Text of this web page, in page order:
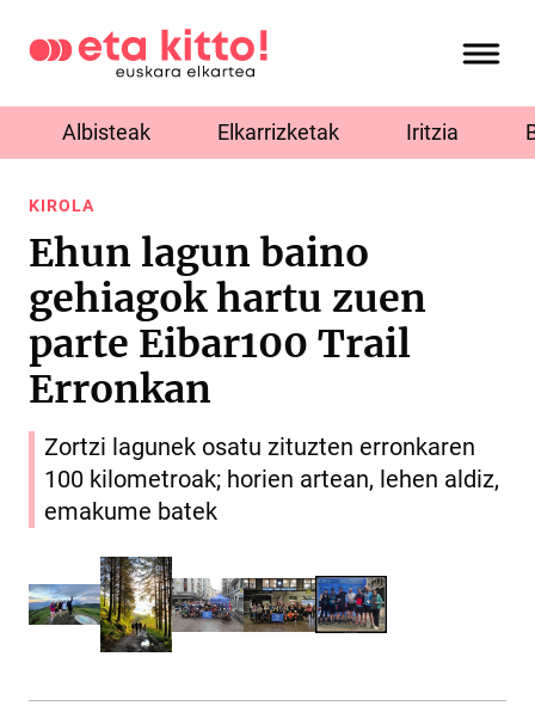
Albisteak Elkarrizketak Iritzia
KIROLA
Ehun lagun baino
gehiagok hartu zuen
parte Eibar100 Trail
Erronkan
Zortzi lagunek osatu zituzten erronkaren
100 kilometroak; horien artean, lehen aldiz,
emakume batek